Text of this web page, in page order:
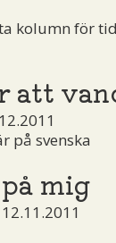
kolumn för
att
på svenska
mig